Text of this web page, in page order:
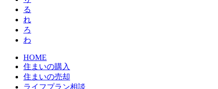
る
れ
ろ
わ
HOME
住まいの購入
住まいの売却
ライフプラン相談